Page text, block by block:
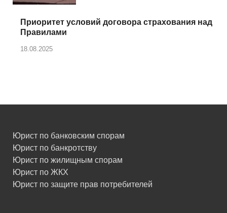
Приоритет условий договора страхования над
Правилами
18.08.2025
Юрист по банковским спорам
Юрист по банкротству
Юрист по жилищным спорам
Юрист по ЖКХ
Юрист по защите прав потребителей